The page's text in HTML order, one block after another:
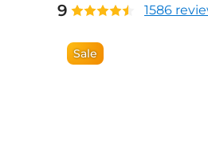
9 1586
Sale